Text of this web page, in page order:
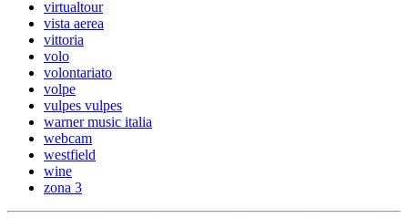
virtualtour
vista aerea
vittoria
volo
volontariato
volpe
vulpes vulpes
warner music italia
webcam
westfield
wine
zona 3